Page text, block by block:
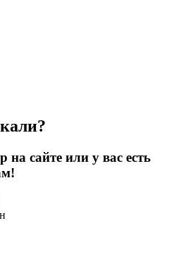
на сайте или у вас есть